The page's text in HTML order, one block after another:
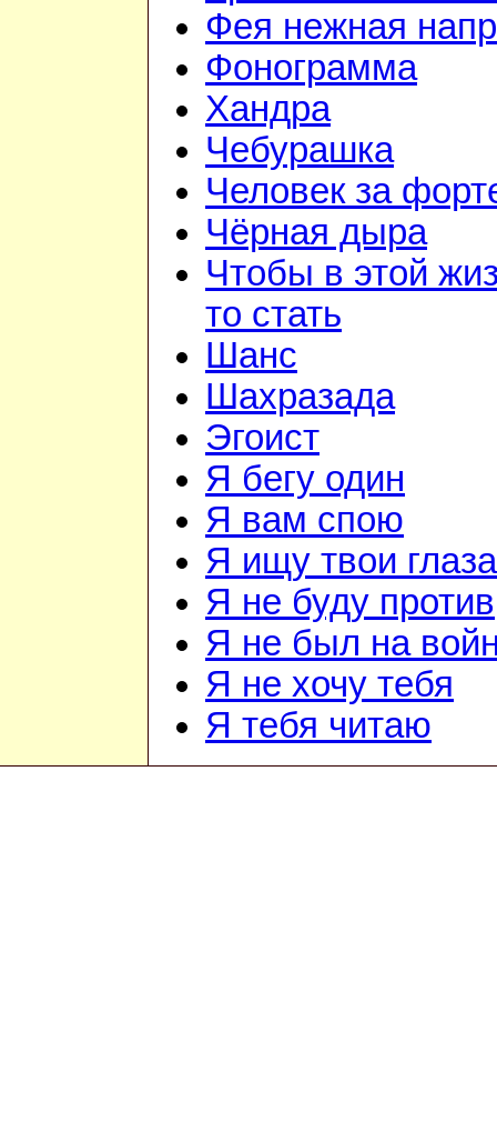
Фея нежная
Фонограмма
Хандра
Чебурашка
Человек за
Чёрная дыра
Чтобы в этой
то стать
Шанс
Шахразада
Эгоист
Я бегу один
Я вам спою
Я ищу твои глаза
Я не буду против
Я не был на
Я не хочу тебя
Я тебя читаю